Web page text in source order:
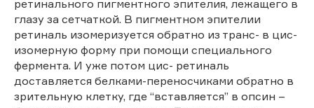
ретинального пигментного эпителия, лежащего в
глазу за сетчаткой. В пигментном эпителии
ретиналь изомеризуется обратно из транс- в цис-
изомерную форму при помощи специального
фермента. И уже потом цис- ретиналь
доставляется белками-переносчиками обратно в
зрительную клетку, где “вставляется” в опсин –